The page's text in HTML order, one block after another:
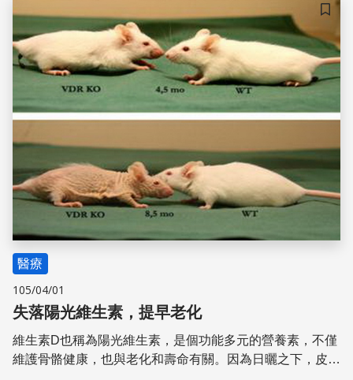
儲存
醫療
105/04/01
失落陽光維生素，提早老化
維生素D也稱為陽光維生素，是個功能多元的營養素，不僅
維護骨骼健康，也與老化和壽命有關。因為日曬之下，皮膚